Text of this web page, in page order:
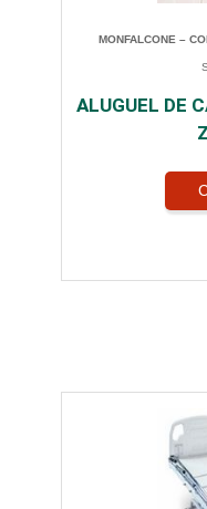
MONFALCONE –
ALUGUEL DE